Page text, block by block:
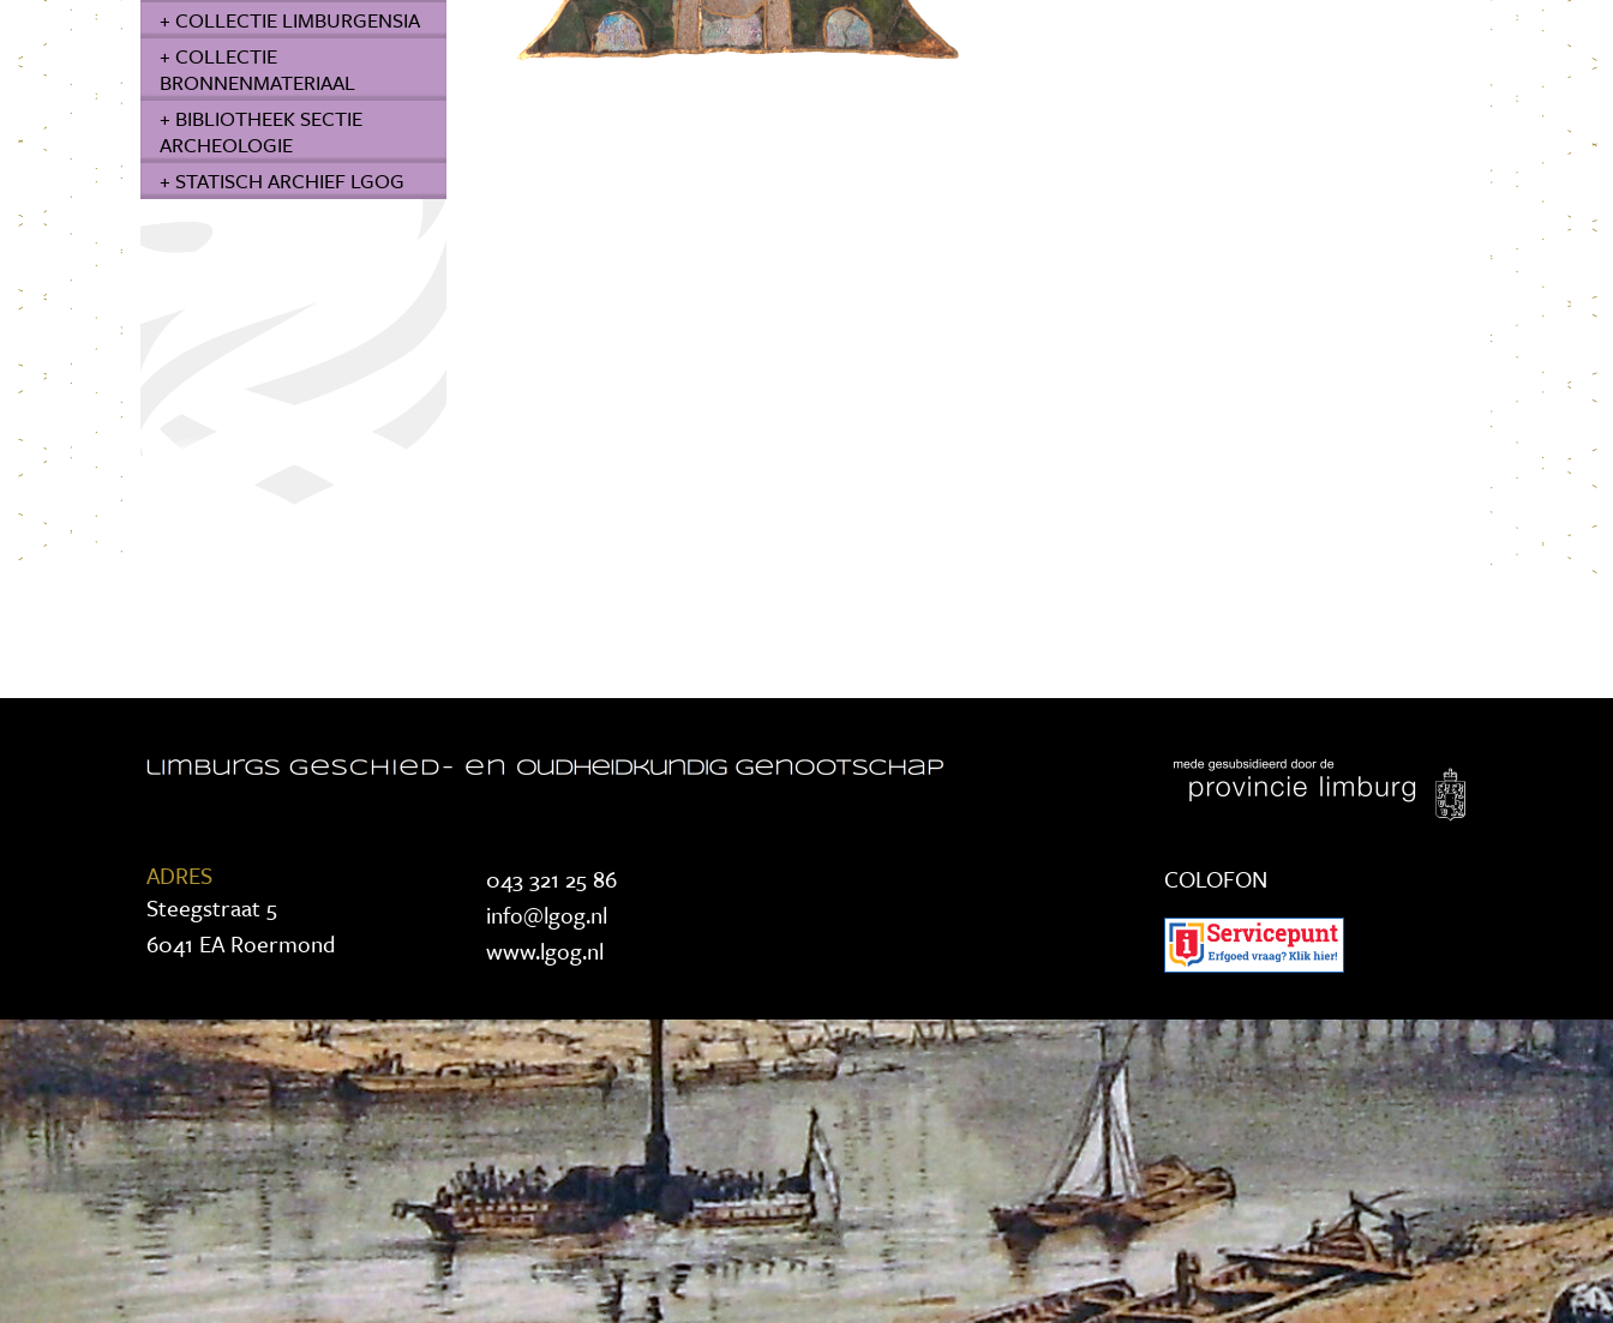
+ COLLECTIE LIMBURGENSIA
+ COLLECTIE
BRONNENMATERIAAL
+ BIBLIOTHEEK SECTIE
ARCHEOLOGIE
+ STATISCH ARCHIEF LGOG
ADRES
Steegstraat 5
6041 EA Roermond
043 321 25 86
info@lgog.nl
www.lgog.nl
COLOFON